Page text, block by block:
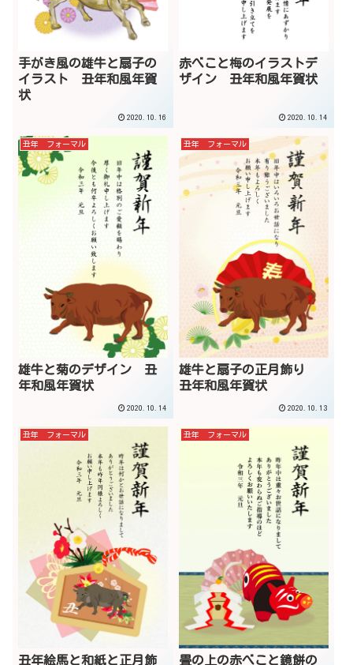
手がき風の雄牛と扇子の
イラスト 丑年和風年賀
状
2020.10.16
赤べこと梅のイラストデ
ザイン 丑年和風年賀状
2020.10.14
丑年 フォーマル
雄牛と菊のデザイン 丑
年和風年賀状
2020.10.14
丑年 フォーマル
雄牛と扇子の正月飾り
丑年和風年賀状
2020.10.13
丑年 フォーマル
丑年絵馬と和紙と正月飾
丑年 フォーマル
畳の上の赤べこと鏡餅の